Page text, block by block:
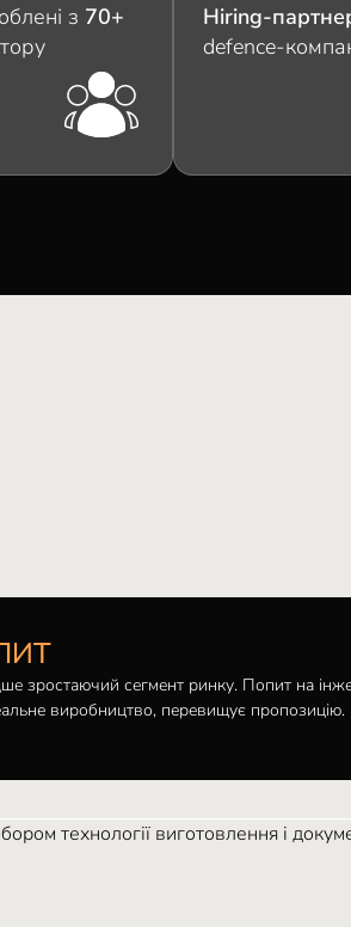
з 70+
Hiring-
defence-
зростаючий сегмент ринку. Попит на
виробництво, перевищує пропозицію.
технології виготовлення і